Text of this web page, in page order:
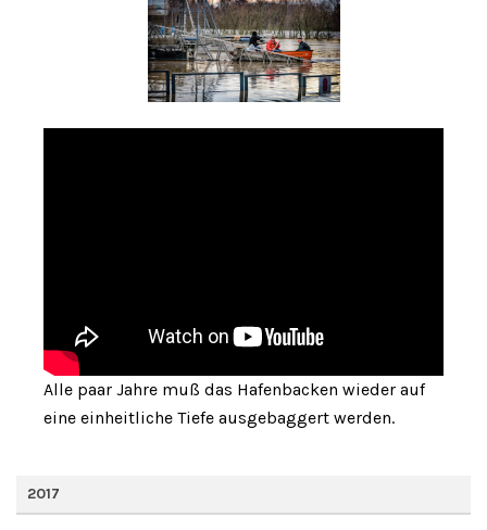
Alle paar Jahre muß das Hafenbacken wieder auf
eine einheitliche Tiefe ausgebaggert werden.
2017